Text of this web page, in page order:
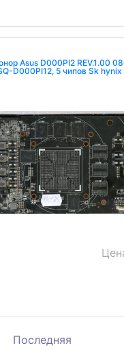
Asus D000PI2 REV.1.00
D000PI12, 5 чипов Sk
Последняя